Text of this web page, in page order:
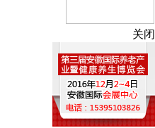
关闭